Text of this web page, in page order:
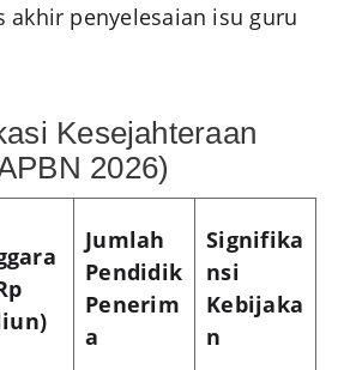
akhir penyelesaian isu guru
Kesejahteraan
2026)
Jumlah
Pendidik
Penerim
a
Signifika
nsi
Kebijaka
n